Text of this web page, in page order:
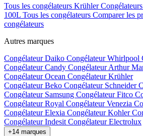
Tous les congélateurs Krühler
100L Tous les congélateurs Comparer les
congélateurs
Autres marques
Congélateur Daiko Congélateur Whirlpool
Congélateur Candy Congélateur Arthur
Congélateur Ocean Congélateur Krühler
Congélateur Beko Congélateur Schneider
Congélateur Samsung Congélateur Fitco
Congélateur Royal Congélateur Venezia
Congélateur Elexia Congélateur Kohler
Congélateur Indesit Congélateur Electrolux
+14 marques